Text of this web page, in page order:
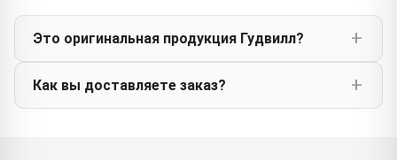
Это оригинальная продукция Гудвилл?
Как вы доставляете заказ?